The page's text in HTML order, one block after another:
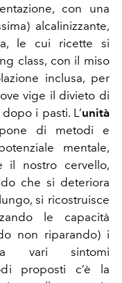
con una
alcalinizzante,
le cui ricette si
class, con il miso
inclusa, per
vige il divieto di
i pasti. L’unità
di metodi e
mentale,
il nostro cervello,
che si deteriora
si ricostruisce
le capacità
non riparando) i
vari sintomi
proposti c’è la